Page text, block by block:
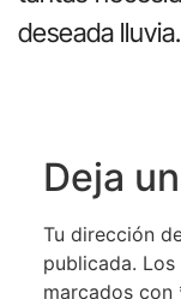
deseada lluvia.
Deja
Tu dirección
publicada.
marcados con